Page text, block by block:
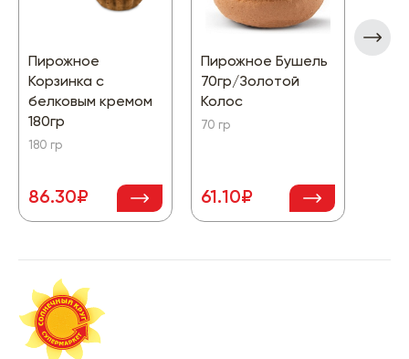
Пирожное
Корзинка с
белковым кремом
180гр
180 гр
86.30₽
Пирожное Бушель
70гр/Золотой
Колос
70 гр
61.10₽